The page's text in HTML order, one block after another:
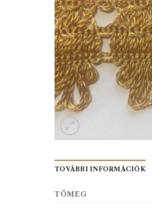
TOVÁBBI INFORMÁCIÓK
TÖMEG